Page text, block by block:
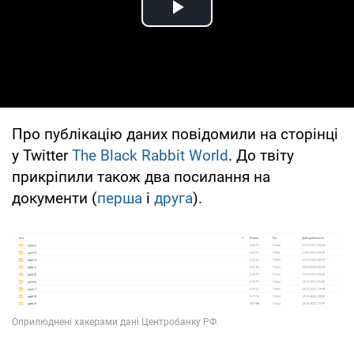
Play Video
Про публікацію даних повідомили на сторінці
у TwitterThe Black Rabbit World. До твіту
прикріпили також два посилання на
документи (перша і друга).